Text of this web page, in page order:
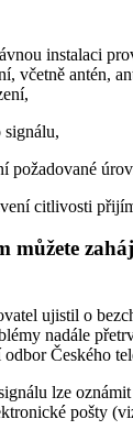
instalaci
včetně antén,
požadované
citlivosti
můžete
ujistil o
nadále
Českého
lze
pošty